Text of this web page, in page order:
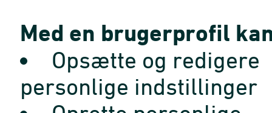
Med en brugerprofil
Opsætte og redigere
personlige indstillinger